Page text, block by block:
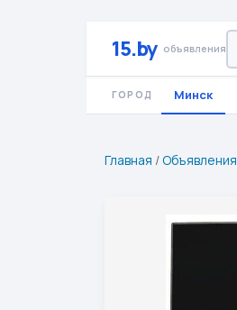
15.by объявления
ГОРОД Минск
Главная /Объявления